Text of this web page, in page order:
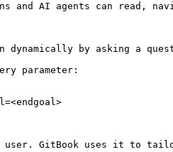
and AI agents can read,
by asking a
parameter:
GitBook uses it to